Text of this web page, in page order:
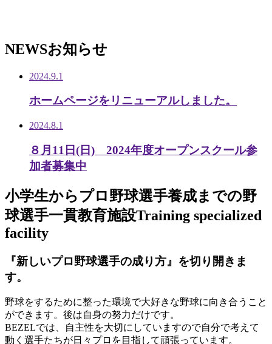
NEWSお知らせ
2024.9.1
ホームページをリニューアルしました。
2024.8.1
８月11日(日) 2024年度オープンスクール参
加者募集中
小学生からプロ野球選手養成までの野
球選手一貫教育施設Training specialized
facility
『新しいプロ野球選手の成り方』を切り開きま
す。
野球をするために整った環境で大好きな野球に向き合うこと
ができます。後は自身の努力だけです。
BEZELでは、自主性を大切にしていますので自分で考えて
動く選手たちが日々プロを目指して頑張っています。